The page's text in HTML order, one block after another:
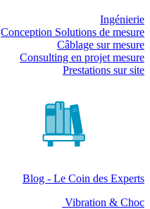
Ingénierie
Conception Solutions de mesure
Câblage sur mesure
Consulting en projet mesure
Prestations sur site
Blog - Le Coin des Experts
Vibration & Choc